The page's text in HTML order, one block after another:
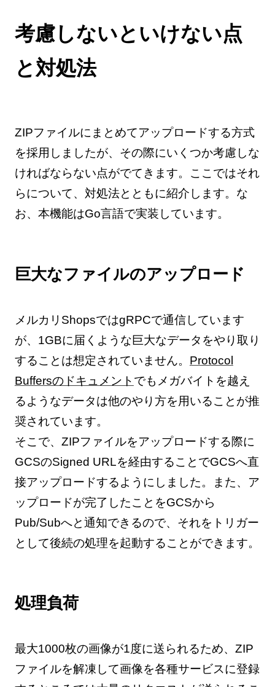
考慮しないといけない点
と対処法
ZIPファイルにまとめてアップロードする方式
を採用しましたが、その際にいくつか考慮しな
ければならない点がでてきます。ここではそれ
らについて、対処法とともに紹介します。な
お、本機能はGo言語で実装しています。
巨大なファイルのアップロード
メルカリShopsではgRPCで通信しています
が、1GBに届くような巨大なデータをやり取り
することは想定されていません。 Protocol
Buffersのドキュメント でもメガバイトを越え
るようなデータは他のやり方を用いることが推
奨されています。
そこで、ZIPファイルをアップロードする際に
GCSのSigned URLを経由することでGCSへ直
接アップロードするようにしました。また、ア
ップロードが完了したことをGCSから
Pub/Subへと通知できるので、それをトリガー
として後続の処理を起動することができます。
処理負荷
最大1000枚の画像が1度に送られるため、ZIP
ファイルを解凍して画像を各種サービスに登録